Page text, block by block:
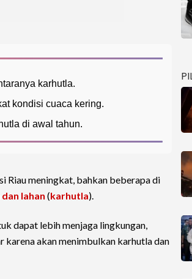
karhutla.
kondisi cuaca kering.
di awal tahun.
Riau meningkat, bahkan beberapa di
lahan (karhutla).
dapat lebih menjaga lingkungan,
karena akan menimbulkan karhutla dan